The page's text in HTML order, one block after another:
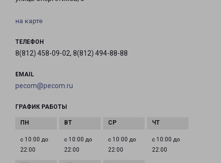
на карте
ТЕЛЕФОН
8(812) 458-09-02, 8(812) 494-88-88
EMAIL
pecom@pecom.ru
ГРАФИК РАБОТЫ
с 10:00 до
22:00
с 10:00 до
22:00
с 10:00 до
22:00
с 10:00 до
22:00